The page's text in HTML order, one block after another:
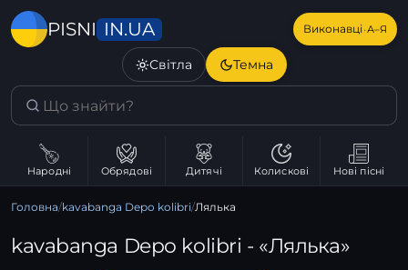
PISNI IN.UA Виконавці·А–Я
Світла Темна
Народні Обрядові Дитячі Колискові Нові пісні
Головна/kavabanga Depo kolibri/Лялька
kavabanga Depo kolibri - «Лялька»